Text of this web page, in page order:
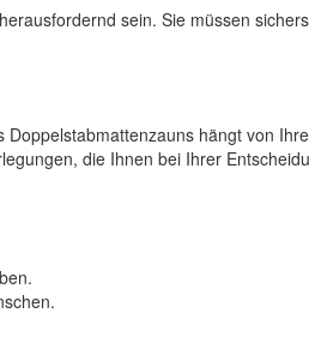
sein. Sie müssen
hängt von
die Ihnen bei Ihrer